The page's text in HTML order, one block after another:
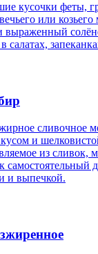
кусочки феты,
или
выраженный
салатах,
сливочное
и
из сливок,
самостоятельный
и выпечкой.